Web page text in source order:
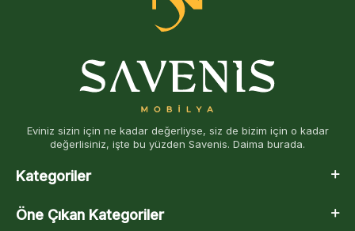
Eviniz sizin için ne kadar değerliyse, siz de bizim için o kadar
değerlisiniz, işte bu yüzden Savenis. Daima burada.
Kategoriler
Öne Çıkan Kategoriler